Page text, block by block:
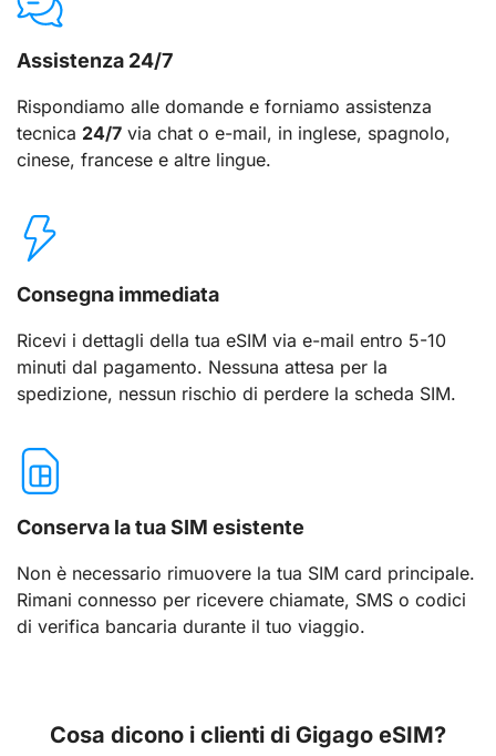
Assistenza 24/7
Rispondiamo alle domande e forniamo assistenza
tecnica 24/7 via chat o e-mail, in inglese, spagnolo,
cinese, francese e altre lingue.
Consegna immediata
Ricevi i dettagli della tua eSIM via e-mail entro 5-10
minuti dal pagamento. Nessuna attesa per la
spedizione, nessun rischio di perdere la scheda SIM.
Conserva la tua SIM esistente
Non è necessario rimuovere la tua SIM card principale.
Rimani connesso per ricevere chiamate, SMS o codici
di verifica bancaria durante il tuo viaggio.
Cosa dicono i clienti di Gigago eSIM?